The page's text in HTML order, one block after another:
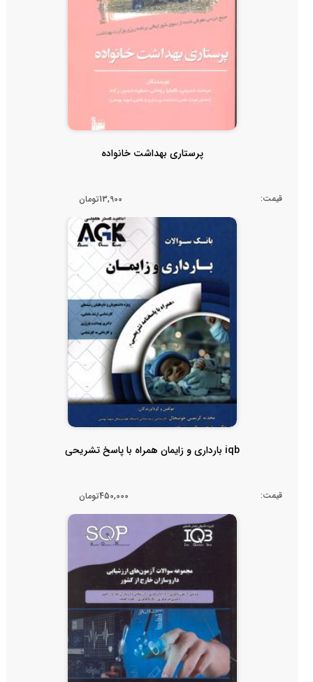
پرستاری بهداشت خانواده
قیمت: 13,900تومان
iqb بارداری و زایمان همراه با پاسخ تشریحی
قیمت: 450,000تومان